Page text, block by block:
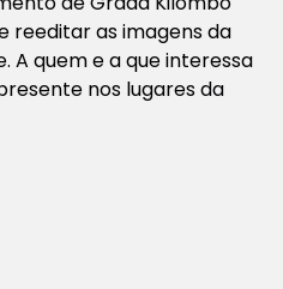
reeditar as imagens da
A quem e a que interessa
nos lugares da